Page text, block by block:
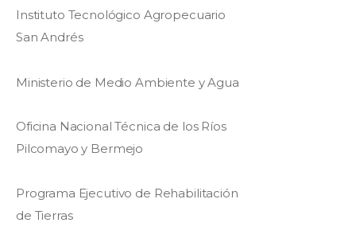
Instituto Tecnológico Agropecuario
San Andrés
Ministerio de Medio Ambiente y Agua
Oficina Nacional Técnica de los Ríos
Pilcomayo y Bermejo
Programa Ejecutivo de Rehabilitación
de Tierras